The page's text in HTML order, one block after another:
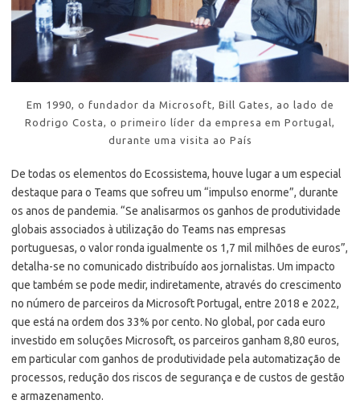
Em 1990, o fundador da Microsoft, Bill Gates, ao lado de
Rodrigo Costa, o primeiro líder da empresa em Portugal,
durante uma visita ao País
De todas os elementos do Ecossistema, houve lugar a um especial
destaque para o Teams que sofreu um “impulso enorme”, durante
os anos de pandemia. “Se analisarmos os ganhos de produtividade
globais associados à utilização do Teams nas empresas
portuguesas, o valor ronda igualmente os 1,7 mil milhões de euros”,
detalha-se no comunicado distribuído aos jornalistas. Um impacto
que também se pode medir, indiretamente, através do crescimento
no número de parceiros da Microsoft Portugal, entre 2018 e 2022,
que está na ordem dos 33% por cento. No global, por cada euro
investido em soluções Microsoft, os parceiros ganham 8,80 euros,
em particular com ganhos de produtividade pela automatização de
processos, redução dos riscos de segurança e de custos de gestão
e armazenamento.